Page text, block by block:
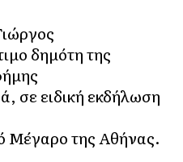
δημότη της
σε ειδική εκδήλωση
Μέγαρο της Αθήνας.